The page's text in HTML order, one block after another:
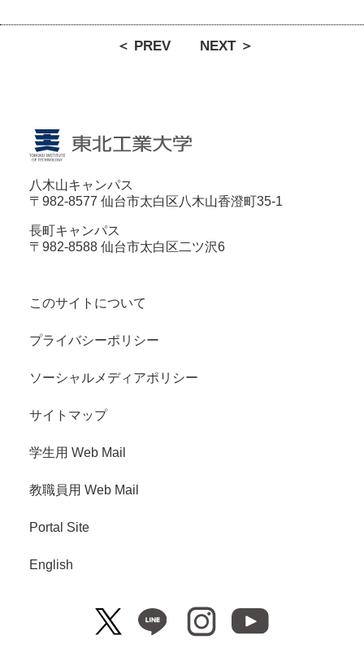
＜ PREV NEXT ＞
八木山キャンパス
〒982-8577 仙台市太白区八木山香澄町35-1
長町キャンパス
〒982-8588 仙台市太白区二ツ沢6
このサイトについて
プライバシーポリシー
ソーシャルメディアポリシー
サイトマップ
学生用 Web Mail
教職員用 Web Mail
Portal Site
English